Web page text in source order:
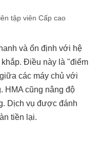
tập viên Cấp cao
và ổn định với hệ
Điều này là "điểm
các máy chủ với
HMA cũng nâng độ
Dịch vụ được đánh
tiền lại.